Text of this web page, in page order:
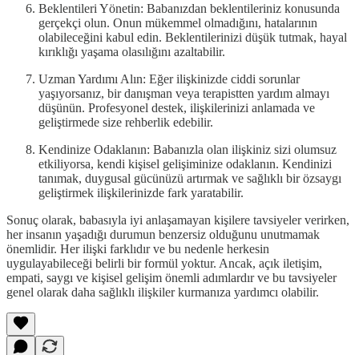
Beklentileri Yönetin: Babanızdan beklentileriniz konusunda
gerçekçi olun. Onun mükemmel olmadığını, hatalarının
olabileceğini kabul edin. Beklentilerinizi düşük tutmak, hayal
kırıklığı yaşama olasılığını azaltabilir.
Uzman Yardımı Alın: Eğer ilişkinizde ciddi sorunlar
yaşıyorsanız, bir danışman veya terapistten yardım almayı
düşünün. Profesyonel destek, ilişkilerinizi anlamada ve
geliştirmede size rehberlik edebilir.
Kendinize Odaklanın: Babanızla olan ilişkiniz sizi olumsuz
etkiliyorsa, kendi kişisel gelişiminize odaklanın. Kendinizi
tanımak, duygusal gücünüzü artırmak ve sağlıklı bir özsaygı
geliştirmek ilişkilerinizde fark yaratabilir.
Sonuç olarak, babasıyla iyi anlaşamayan kişilere tavsiyeler verirken,
her insanın yaşadığı durumun benzersiz olduğunu unutmamak
önemlidir. Her ilişki farklıdır ve bu nedenle herkesin
uygulayabileceği belirli bir formül yoktur. Ancak, açık iletişim,
empati, saygı ve kişisel gelişim önemli adımlardır ve bu tavsiyeler
genel olarak daha sağlıklı ilişkiler kurmanıza yardımcı olabilir.